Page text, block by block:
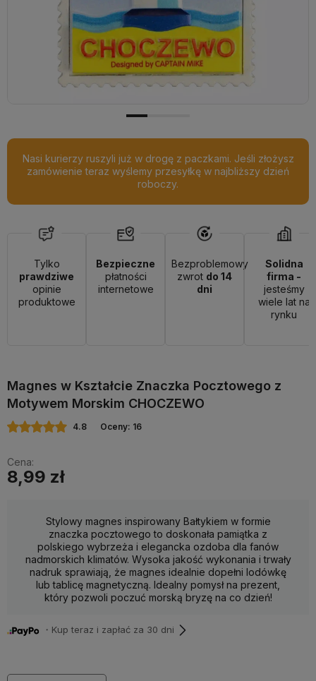
Nasi kurierzy ruszyli już w drogę z paczkami. Jeśli złożysz
zamówienie teraz wyślemy przesyłkę w najbliższy dzień
roboczy.
Tylko
prawdziwe
opinie
produktowe
Bezpieczne
płatności
internetowe
Bezproblemowy
zwrot do 14
dni
Solidna
firma -
jesteśmy
wiele lat na
rynku
Magnes w Kształcie Znaczka Pocztowego z
Motywem Morskim CHOCZEWO
4.8 Oceny: 16
Cena:
8,99 zł
Stylowy magnes inspirowany Bałtykiem w formie
znaczka pocztowego to doskonała pamiątka z
polskiego wybrzeża i elegancka ozdoba dla fanów
nadmorskich klimatów. Wysoka jakość wykonania i trwały
nadruk sprawiają, że magnes idealnie dopełni lodówkę
lub tablicę magnetyczną. Idealny pomysł na prezent,
który pozwoli poczuć morską bryzę na co dzień!
・Kup teraz i zapłać za 30 dni